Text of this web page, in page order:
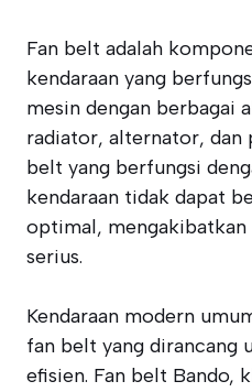
Fan belt adalah
kendaraan yang
mesin dengan berbagai
radiator, alternator, dan
belt yang berfungsi
kendaraan tidak dapat
optimal, mengakibatkan
serius.
Kendaraan modern
fan belt yang dirancang
efisien. Fan belt Bando,